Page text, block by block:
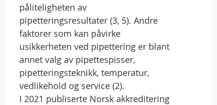
påliteligheten av
pipetteringsresultater (3, 5). Andre
faktorer som kan påvirke
usikkerheten ved pipettering er blant
annet valg av pipettespisser,
pipetteringsteknikk, temperatur,
vedlikehold og service (2).
I 2021 publiserte Norsk akkreditering